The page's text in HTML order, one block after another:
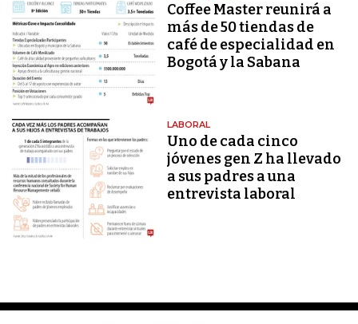
Coffee Master reunirá a
más de 50 tiendas de
café de especialidad en
Bogotá y la Sabana
LABORAL
Uno de cada cinco
jóvenes gen Z ha llevado
a sus padres a una
entrevista laboral